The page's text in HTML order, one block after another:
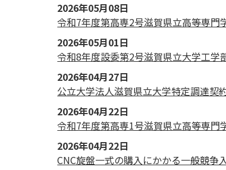
2026年05月08日
令和7年度第高専2号滋賀県立高等専
2026年05月01日
令和8年度設委第2号滋賀県立大学工
2026年04月27日
公立大学法人滋賀県立大学特定調達契
2026年04月22日
令和7年度第高専1号滋賀県立高等専
2026年04月22日
CNC旋盤一式の購入にかかる一般競争